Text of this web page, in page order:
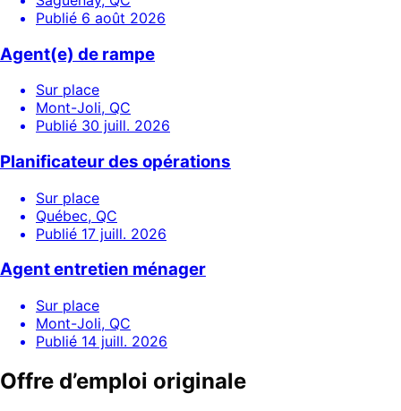
Publié 6 août 2026
Agent(e) de rampe
Sur place
Mont-Joli, QC
Publié 30 juill. 2026
Planificateur des opérations
Sur place
Québec, QC
Publié 17 juill. 2026
Agent entretien ménager
Sur place
Mont-Joli, QC
Publié 14 juill. 2026
Offre d’emploi originale